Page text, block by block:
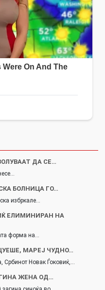
ДА СЕ…
БОЛНИЦА ГО…
избркале…
ЕЛИМИНИРАН НА
форма на…
МАРЕЈ ЧУДНО…
Србинот Новак Ѓоковиќ,…
ЖЕНА ОД…